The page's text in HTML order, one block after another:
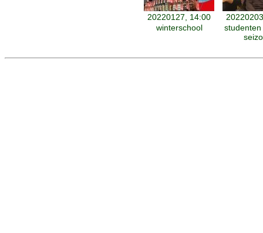
20220127, 14:00
winterschool